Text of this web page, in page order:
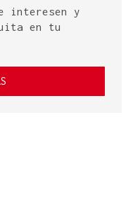
interesen y
en tu